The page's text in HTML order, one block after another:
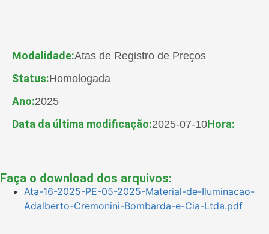
Modalidade:Atas de Registro de Preços
Status:Homologada
Ano:2025
Data da última modificação:2025-07-10Hora:
Faça o download dos arquivos:
Ata-16-2025-PE-05-2025-Material-de-Iluminacao-
Adalberto-Cremonini-Bombarda-e-Cia-Ltda.pdf